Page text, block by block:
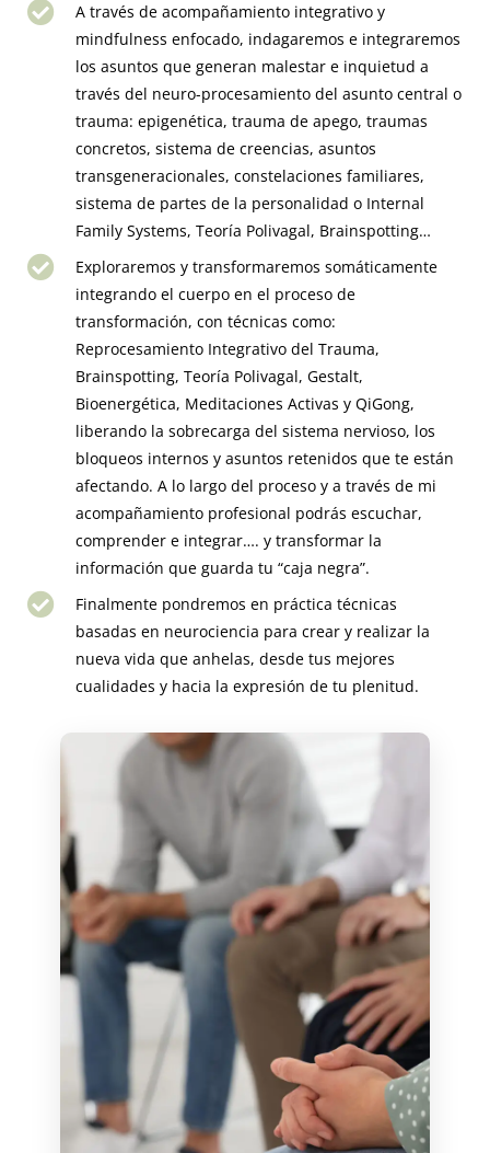
A través de acompañamiento integrativo y
mindfulness enfocado, indagaremos e integraremos
los asuntos que generan malestar e inquietud a
través del neuro-procesamiento del asunto central o
trauma: epigenética, trauma de apego, traumas
concretos, sistema de creencias, asuntos
transgeneracionales, constelaciones familiares,
sistema de partes de la personalidad o Internal
Family Systems, Teoría Polivagal, Brainspotting…
Exploraremos y transformaremos somáticamente
integrando el cuerpo en el proceso de
transformación, con técnicas como:
Reprocesamiento Integrativo del Trauma,
Brainspotting, Teoría Polivagal, Gestalt,
Bioenergética, Meditaciones Activas y QiGong,
liberando la sobrecarga del sistema nervioso, los
bloqueos internos y asuntos retenidos que te están
afectando. A lo largo del proceso y a través de mi
acompañamiento profesional podrás escuchar,
comprender e integrar…. y transformar la
información que guarda tu “caja negra”.
Finalmente pondremos en práctica técnicas
basadas en neurociencia para crear y realizar la
nueva vida que anhelas, desde tus mejores
cualidades y hacia la expresión de tu plenitud.